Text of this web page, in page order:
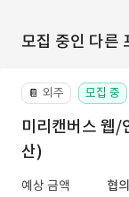
모집 중인 다른
📔 외주 모집 중
미리캔버스 웹/
산)
예상 금액
협